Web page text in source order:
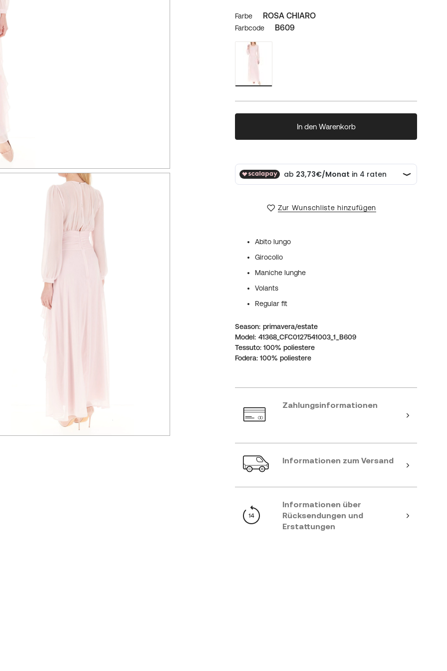
Farbe ROSA CHIARO
Farbcode B609
In den Warenkorb
Zur Wunschliste hinzufügen
Abito lungo
Girocollo
Maniche lunghe
Volants
Regular fit
Weitere
Informationen
Season primavera/estate
Model 41368_CFC0127541003_1_B609
Tessuto: 100% poliestere
Fodera: 100% poliestere
Zahlungsinformationen
Informationen zum Versand
Informationen über
Rücksendungen und
Erstattungen